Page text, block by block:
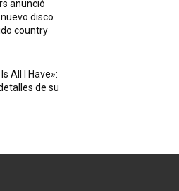
anunció
disco
country
All I Have»:
de su